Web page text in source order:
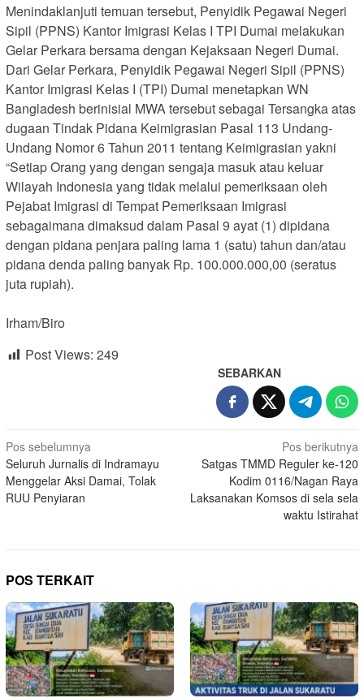
Menindaklanjuti temuan tersebut, Penyidik Pegawai Negeri
Sipil (PPNS) Kantor Imigrasi Kelas I TPI Dumai melakukan
Gelar Perkara bersama dengan Kejaksaan Negeri Dumai.
Dari Gelar Perkara, Penyidik Pegawai Negeri Sipil (PPNS)
Kantor Imigrasi Kelas I (TPI) Dumai menetapkan WN
Bangladesh berinisial MWA tersebut sebagai Tersangka atas
dugaan Tindak Pidana Keimigrasian Pasal 113 Undang-
Undang Nomor 6 Tahun 2011 tentang Keimigrasian yakni
“Setiap Orang yang dengan sengaja masuk atau keluar
Wilayah Indonesia yang tidak melalui pemeriksaan oleh
Pejabat Imigrasi di Tempat Pemeriksaan Imigrasi
sebagaimana dimaksud dalam Pasal 9 ayat (1) dipidana
dengan pidana penjara paling lama 1 (satu) tahun dan/atau
pidana denda paling banyak Rp. 100.000.000,00 (seratus
juta rupiah).
Irham/Biro
Post Views: 249
SEBARKAN
Navigasi
pos
Pos sebelumnya
Seluruh Jurnalis di Indramayu
Menggelar Aksi Damai, Tolak
RUU Penyiaran
Pos berikutnya
Satgas TMMD Reguler ke-120
Kodim 0116/Nagan Raya
Laksanakan Komsos di sela sela
waktu Istirahat
POS TERKAIT